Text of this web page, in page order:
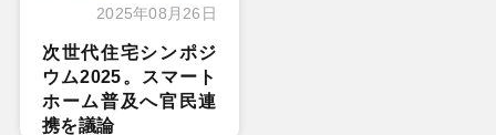
2025年08月26日
次世代住宅シンポジ
ウム2025。スマート
ホーム普及へ官民連
携を議論